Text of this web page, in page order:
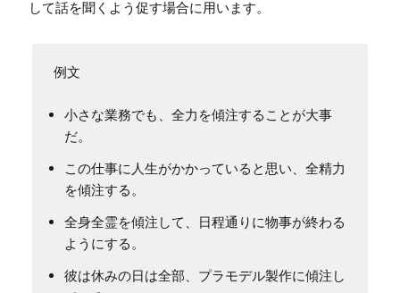
小さな業務でも、全力を傾注することが大事
だ。
この仕事に人生がかかっていると思い、全精力
を傾注する。
全身全霊を傾注して、日程通りに物事が終わる
ようにする。
彼は休みの日は全部、プラモデル製作に傾注し